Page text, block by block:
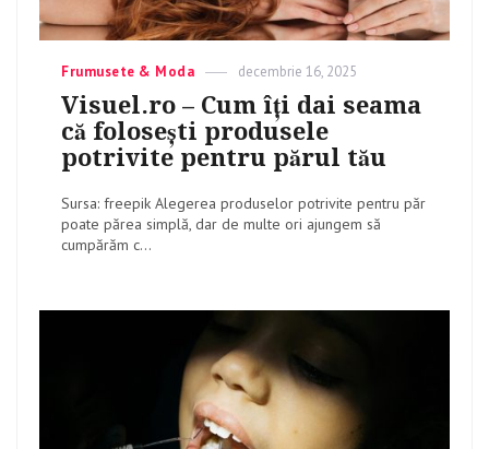
Categories
Frumusete & Moda
Posted
decembrie 16, 2025
Visuel.ro – Cum îți dai seama
că folosești produsele
potrivite pentru părul tău
Sursa: freepik Alegerea produselor potrivite pentru păr
poate părea simplă, dar de multe ori ajungem să
cumpărăm c...